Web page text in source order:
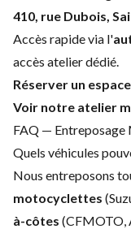
410, rue Dubois,
Accès rapide via l'
accès atelier dédié.
Réserver un
Voir notre atelier
FAQ — Entreposage
Quels véhicules
Nous entreposons
motocyclettes
à-côtes (CFMOTO,